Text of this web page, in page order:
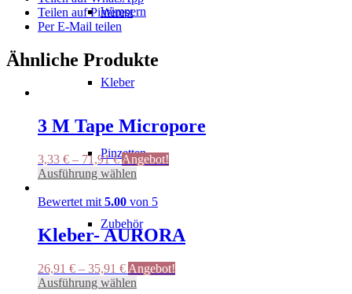
Wimpern
Kleber
Pinzetten
Zubehör
Teilen auf Pinterest
Per E-Mail teilen
Ähnliche Produkte
3 M Tape Micropore
3,33 € – 71,91€ Angebot!
Ausführung wählen
weist
Varianten
auf.
Optionen
können
Bewertet mit 5.00 von 5
Kleber- AURORA
26,91 € – 35,91 € Angebot!
Ausführung wählen